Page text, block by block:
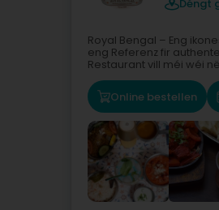
Déngt
Royal Bengal – Eng
eng Referenz fir
Restaurant vill méi wéi
Online bestellen